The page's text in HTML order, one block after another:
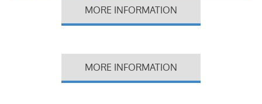
MORE INFORMATION
MORE INFORMATION